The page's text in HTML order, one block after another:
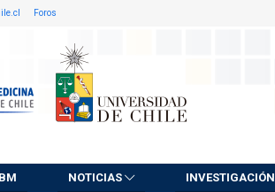
Foros
NOTICIAS INVESTIGACIÓN